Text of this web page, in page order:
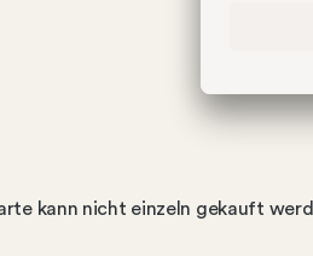
kann nicht einzeln gekauft